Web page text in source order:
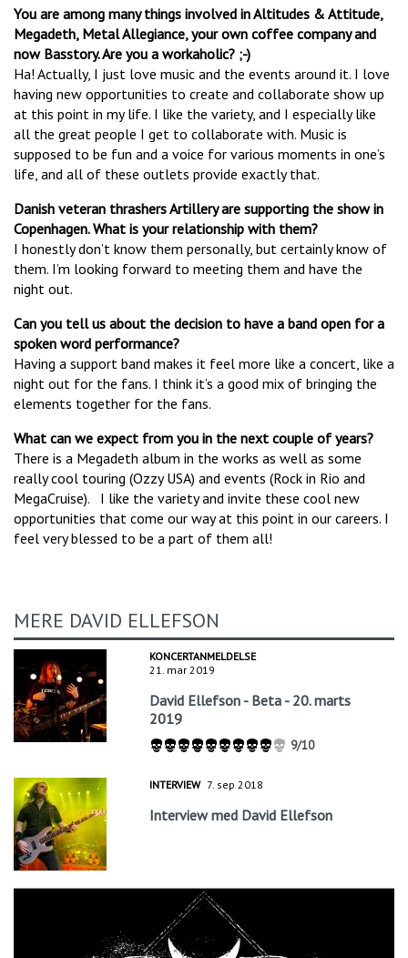
You are among many things involved in Altitudes & Attitude,
Megadeth, Metal Allegiance, your own coffee company and
now Basstory. Are you a workaholic? ;-)
Ha! Actually, I just love music and the events around it. I love
having new opportunities to create and collaborate show up
at this point in my life. I like the variety, and I especially like
all the great people I get to collaborate with. Music is
supposed to be fun and a voice for various moments in one’s
life, and all of these outlets provide exactly that.
Danish veteran thrashers Artillery are supporting the show in
Copenhagen. What is your relationship with them?
I honestly don’t know them personally, but certainly know of
them. I’m looking forward to meeting them and have the
night out.
Can you tell us about the decision to have a band open for a
spoken word performance?
Having a support band makes it feel more like a concert, like a
night out for the fans. I think it’s a good mix of bringing the
elements together for the fans.
What can we expect from you in the next couple of years?
There is a Megadeth album in the works as well as some
really cool touring (Ozzy USA) and events (Rock in Rio and
MegaCruise). I like the variety and invite these cool new
opportunities that come our way at this point in our careers. I
feel very blessed to be a part of them all!
MERE DAVID ELLEFSON
KONCERTANMELDELSE
21. mar 2019
David Ellefson - Beta - 20. marts
2019
9/10
INTERVIEW 7. sep 2018
Interview med David Ellefson